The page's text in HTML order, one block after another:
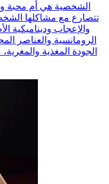
الشخصية هي أم محبة
تتصارع مع مشاكلها
والإعجاب وديناميكية
الرومانسية والعناصر
الجودة المغذية